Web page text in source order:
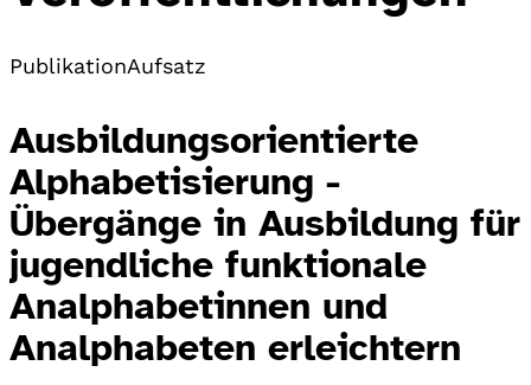
PublikationAufsatz
Ausbildungsorientierte
Alphabetisierung -
Übergänge in Ausbildung für
jugendliche funktionale
Analphabetinnen und
Analphabeten erleichtern